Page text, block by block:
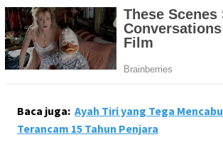
Baca juga: Ayah Tiri yang Tega
Terancam 15 Tahun Penjara